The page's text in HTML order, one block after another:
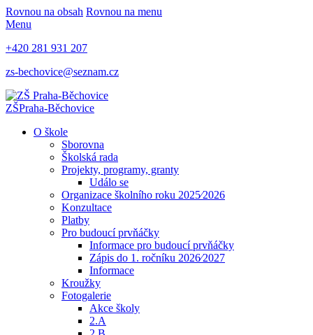
Rovnou na obsah Rovnou na menu
Menu
+420 281 931 207
zs-bechovice@seznam.cz
ZŠPraha-Běchovice
O škole
Sborovna
Školská rada
Projekty, programy, granty
Událo se
Organizace školního roku 2025⁄2026
Konzultace
Platby
Pro budoucí prvňáčky
Informace pro budoucí prvňáčky
Zápis do 1. ročníku 2026⁄2027
Informace
Kroužky
Fotogalerie
Akce školy
2.A